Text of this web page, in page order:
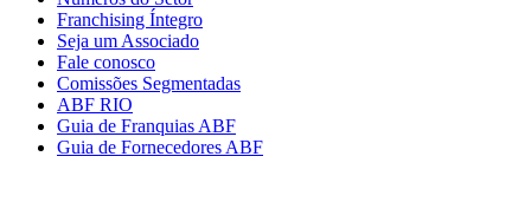
Franchising Íntegro
Seja um Associado
Fale conosco
Comissões Segmentadas
ABF RIO
Guia de Franquias ABF
Guia de Fornecedores ABF